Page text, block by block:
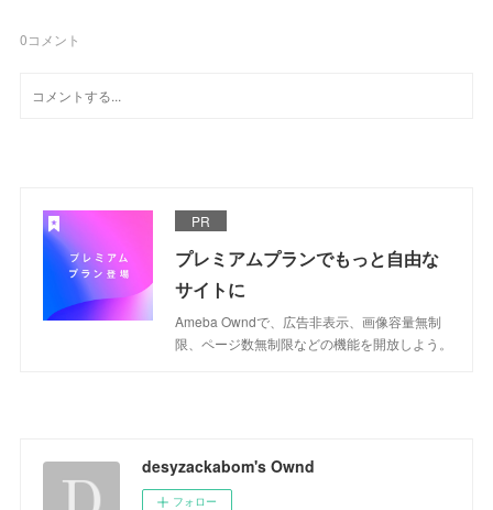
0コメント
PR
プレミアムプランでもっと自由な
サイトに
Ameba Owndで、広告非表示、画像容量無制
限、ページ数無制限などの機能を開放しよう。
desyzackabom's Ownd
フォロー